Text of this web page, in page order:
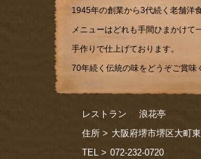
1945年の創業から3代続く老舗洋食
メニューはどれも手間ひまかけて
手作りで仕上げております。
70年続く伝統の味をどうぞご賞味
レストラン
浪花亭
住所 > 大阪府堺市堺区大町
TEL > 072-232-0720